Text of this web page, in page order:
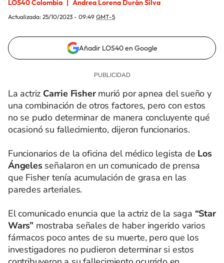
LOS40 Colombia Andrea Lorena Durán Silva
Actualizada: 25/10/2023 - 09:49 GMT-5
Añadir LOS40 en Google
La actriz Carrie Fishermurió por apnea del sueño y
una combinación de otros factores, pero con estos
no se pudo determinar de manera concluyente qué
ocasionó su fallecimiento, dijeron funcionarios.
Funcionarios de la oficina del médico legista de Los
Ángelesseñalaron en un comunicado de prensa
que Fisher tenía acumulación de grasa en las
paredes arteriales.
El comunicado enuncia que la actriz de la saga “Star
Wars” mostraba señales de haber ingerido varios
fármacos poco antes de su muerte, pero que los
investigadores no pudieron determinar si estos